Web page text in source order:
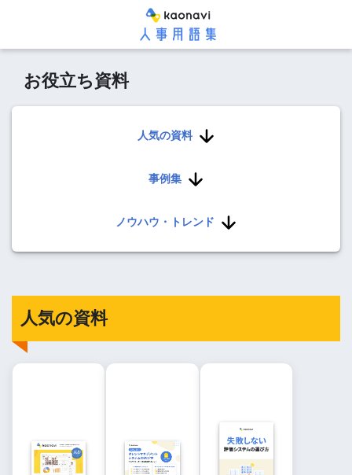
お役立ち資料
人気の資料
事例集
ノウハウ・トレンド
人気の資料